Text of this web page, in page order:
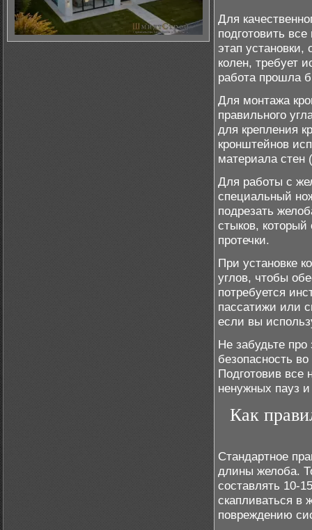
Для
подготовить
этап установки,
колен, требует
работа прошла
Для монтажа
правильного
для крепления
кронштейнов
материала стен
Для работы с
специальный
подрезать
стыков, который
протечки.
При установке
углов, чтобы
потребуется
пассатижи или
если вы
Не забудьте
безопасность
Подготовив все
ненужных пауз
Как
Стандартное
длины желоба.
составлять 10-
скапливаться в
повреждению